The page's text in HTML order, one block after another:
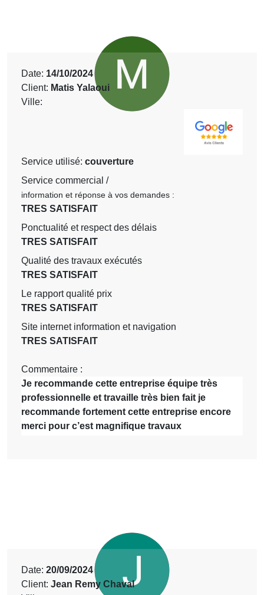
Date: 14/10/2024
Client: Matis Yalaoui
Ville:
Service utilisé: couverture
Service commercial /
information et réponse à vos demandes :
TRES SATISFAIT
Ponctualité et respect des délais
TRES SATISFAIT
Qualité des travaux exécutés
TRES SATISFAIT
Le rapport qualité prix
TRES SATISFAIT
Site internet information et navigation
TRES SATISFAIT
Commentaire :
Je recommande cette entreprise équipe très
professionnelle et travaille très bien fait je
recommande fortement cette entreprise encore
merci pour c’est magnifique travaux
Date: 20/09/2024
Client: Jean Remy Chaval